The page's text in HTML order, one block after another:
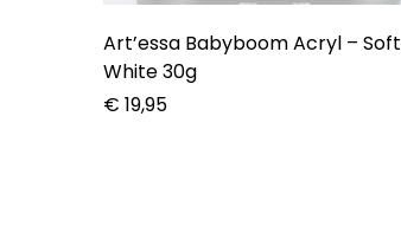
Art’essa Babyboom Acryl – Soft
White 30g
€ 19,95